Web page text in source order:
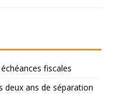
fiscales
deux ans de séparation